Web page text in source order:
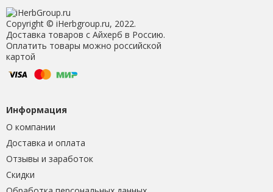
Copyright © iHerbgroup.ru, 2022.
Доставка товаров с Айхерб в Россию.
Оплатить товары можно российской
картой
Информация
О компании
Доставка и оплата
Отзывы и заработок
Скидки